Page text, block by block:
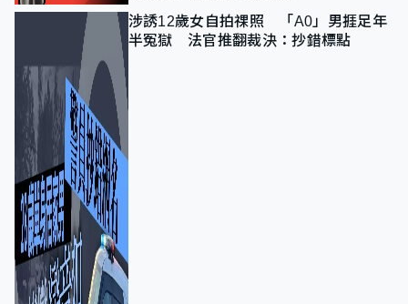
涉誘12歲女自拍祼照 「A0」男捱足年
半冤獄 法官推翻裁決：抄錯標點